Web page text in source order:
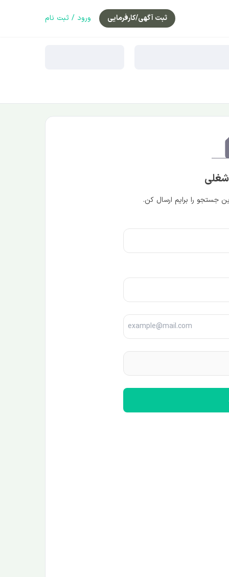
ثبت آگهی/کارفرمایی ورود / ثبت نام
شغلی
جستجو را برایم ارسال کن.